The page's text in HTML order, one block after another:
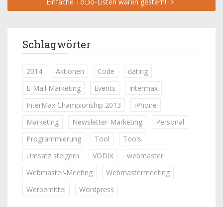
Schlagwörter
2014 Aktionen Code
dating
E-Mail Marketing
Events
Intermax
InterMax Championship 2013
iPhone
Marketing
Newsletter-Marketing
Personal
Programmierung
Tool
Tools
Umsatz steigern
VODIX
webmaster
Webmaster-Meeting
Webmastermeeting
Werbemittel
Wordpress